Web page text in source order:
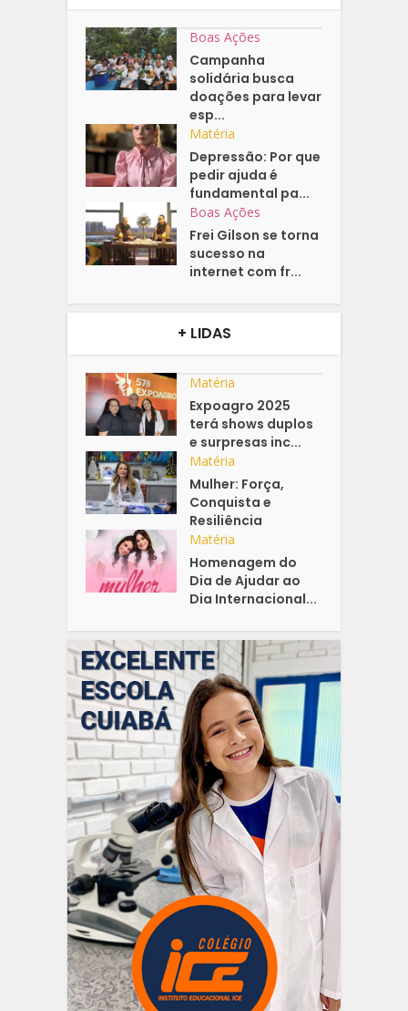
Boas Ações
Campanha
solidária busca
doações para levar
esp...
Matéria
Depressão: Por que
pedir ajuda é
fundamental pa...
Boas Ações
Frei Gilson se torna
sucesso na
internet com fr...
+ LIDAS
Matéria
Expoagro 2025
terá shows duplos
e surpresas inc...
Matéria
Mulher: Força,
Conquista e
Resiliência
Matéria
Homenagem do
Dia de Ajudar ao
Dia Internacional...